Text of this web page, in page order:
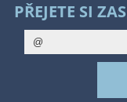
PŘEJETE SI